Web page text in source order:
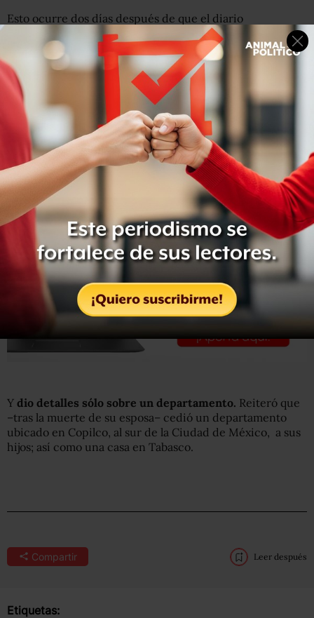
Esto ocurre dos días después de que el diario
estadounidense
The Wall Street Journalpublicara que
Obrador omitió de su declaración 3de3 dos
departamentos en la Ciudad de México a su nombre
López Obrador calificó el reporte como una “calumnia”, y
agregó que “aunque es un periódico especializado en
finanzas
, muy famoso en el mundo, también
máxima del hampa del periodismo de que ‘la calumnia
cuando no mancha, tizna’“.
Y dio detalles sólo sobre un departamento. Reiteró que
–tras la muerte de su esposa– cedió un departamento
ubicado en Copilco, al sur de la Ciudad de México, a sus
hijos; así como una casa en Tabasco.
Compartir Leer después
Etiquetas: